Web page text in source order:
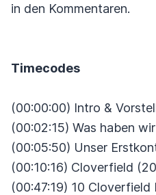
in den Kommentaren.
Timecodes
(00:00:00) Intro &
(00:02:15) Was haben
(00:05:50) Unser
(00:10:16) Cloverfield
(00:47:19) 10 Cloverfield